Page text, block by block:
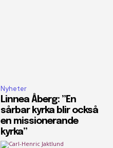
Nyheter
Linnea Åberg: ”En
sårbar kyrka blir också
en missionerande
kyrka”